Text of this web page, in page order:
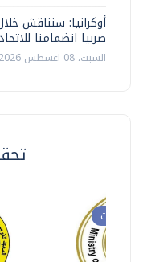
أوكرانيا: سنناقش
صربيا انضمامنا
السبت، 08 اغسطس 2026 05:03 ص
وحوارات